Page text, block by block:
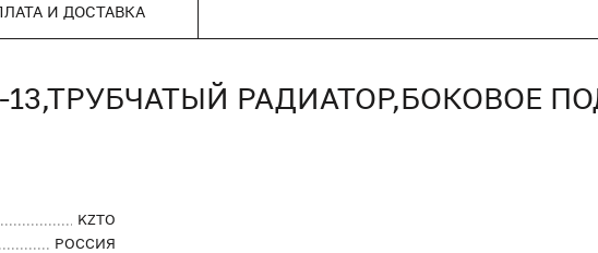
И ДОСТАВКА
13,ТРУБЧАТЫЙ РАДИАТОР,БОКОВОЕ
KZTO
РОССИЯ